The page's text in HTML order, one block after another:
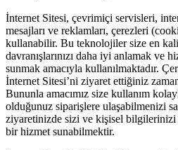
İnternet Sitesi, çevrimiçi servisleri,
mesajları ve reklamları, çerezleri
kullanabilir. Bu teknolojiler size en
davranışlarınızı daha iyi anlamak ve
sunmak amacıyla kullanılmaktadır.
İnternet Sitesi’ni ziyaret ettiğiniz
Bununla amacımız size kullanım
olduğunuz siparişlere ulaşabilmenizi
ziyaretinizde sizi ve kişisel bilgilerinizi
bir hizmet sunabilmektir.